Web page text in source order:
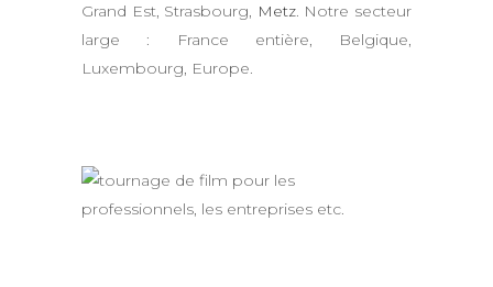
Grand Est, Strasbourg, Metz. Notre secteur
large : France entière, Belgique,
Luxembourg, Europe.